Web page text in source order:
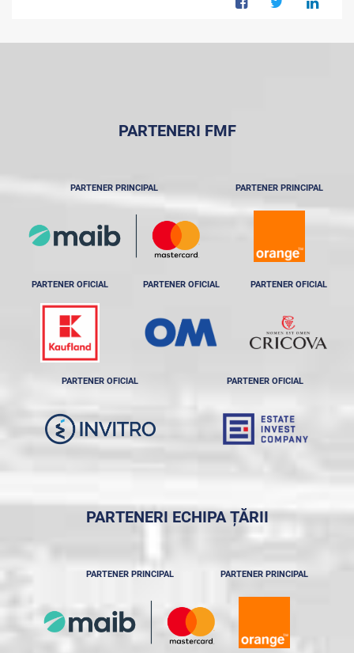
PARTENERI FMF
PARTENER PRINCIPAL PARTENER PRINCIPAL
PARTENER OFICIAL PARTENER OFICIAL PARTENER OFICIAL
PARTENER OFICIAL PARTENER OFICIAL
PARTENERI ECHIPA ȚĂRII
PARTENER PRINCIPAL PARTENER PRINCIPAL